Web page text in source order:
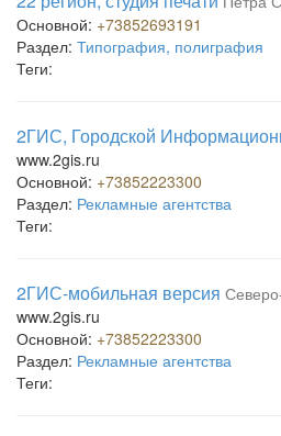
Основной: +73852693191
Раздел: Типография, полиграфия
Теги:
2ГИС, Городской
www.2gis.ru
Основной: +73852223300
Раздел: Рекламные агентства
Теги:
2ГИС-мобильная версия
www.2gis.ru
Основной: +73852223300
Раздел: Рекламные агентства
Теги: